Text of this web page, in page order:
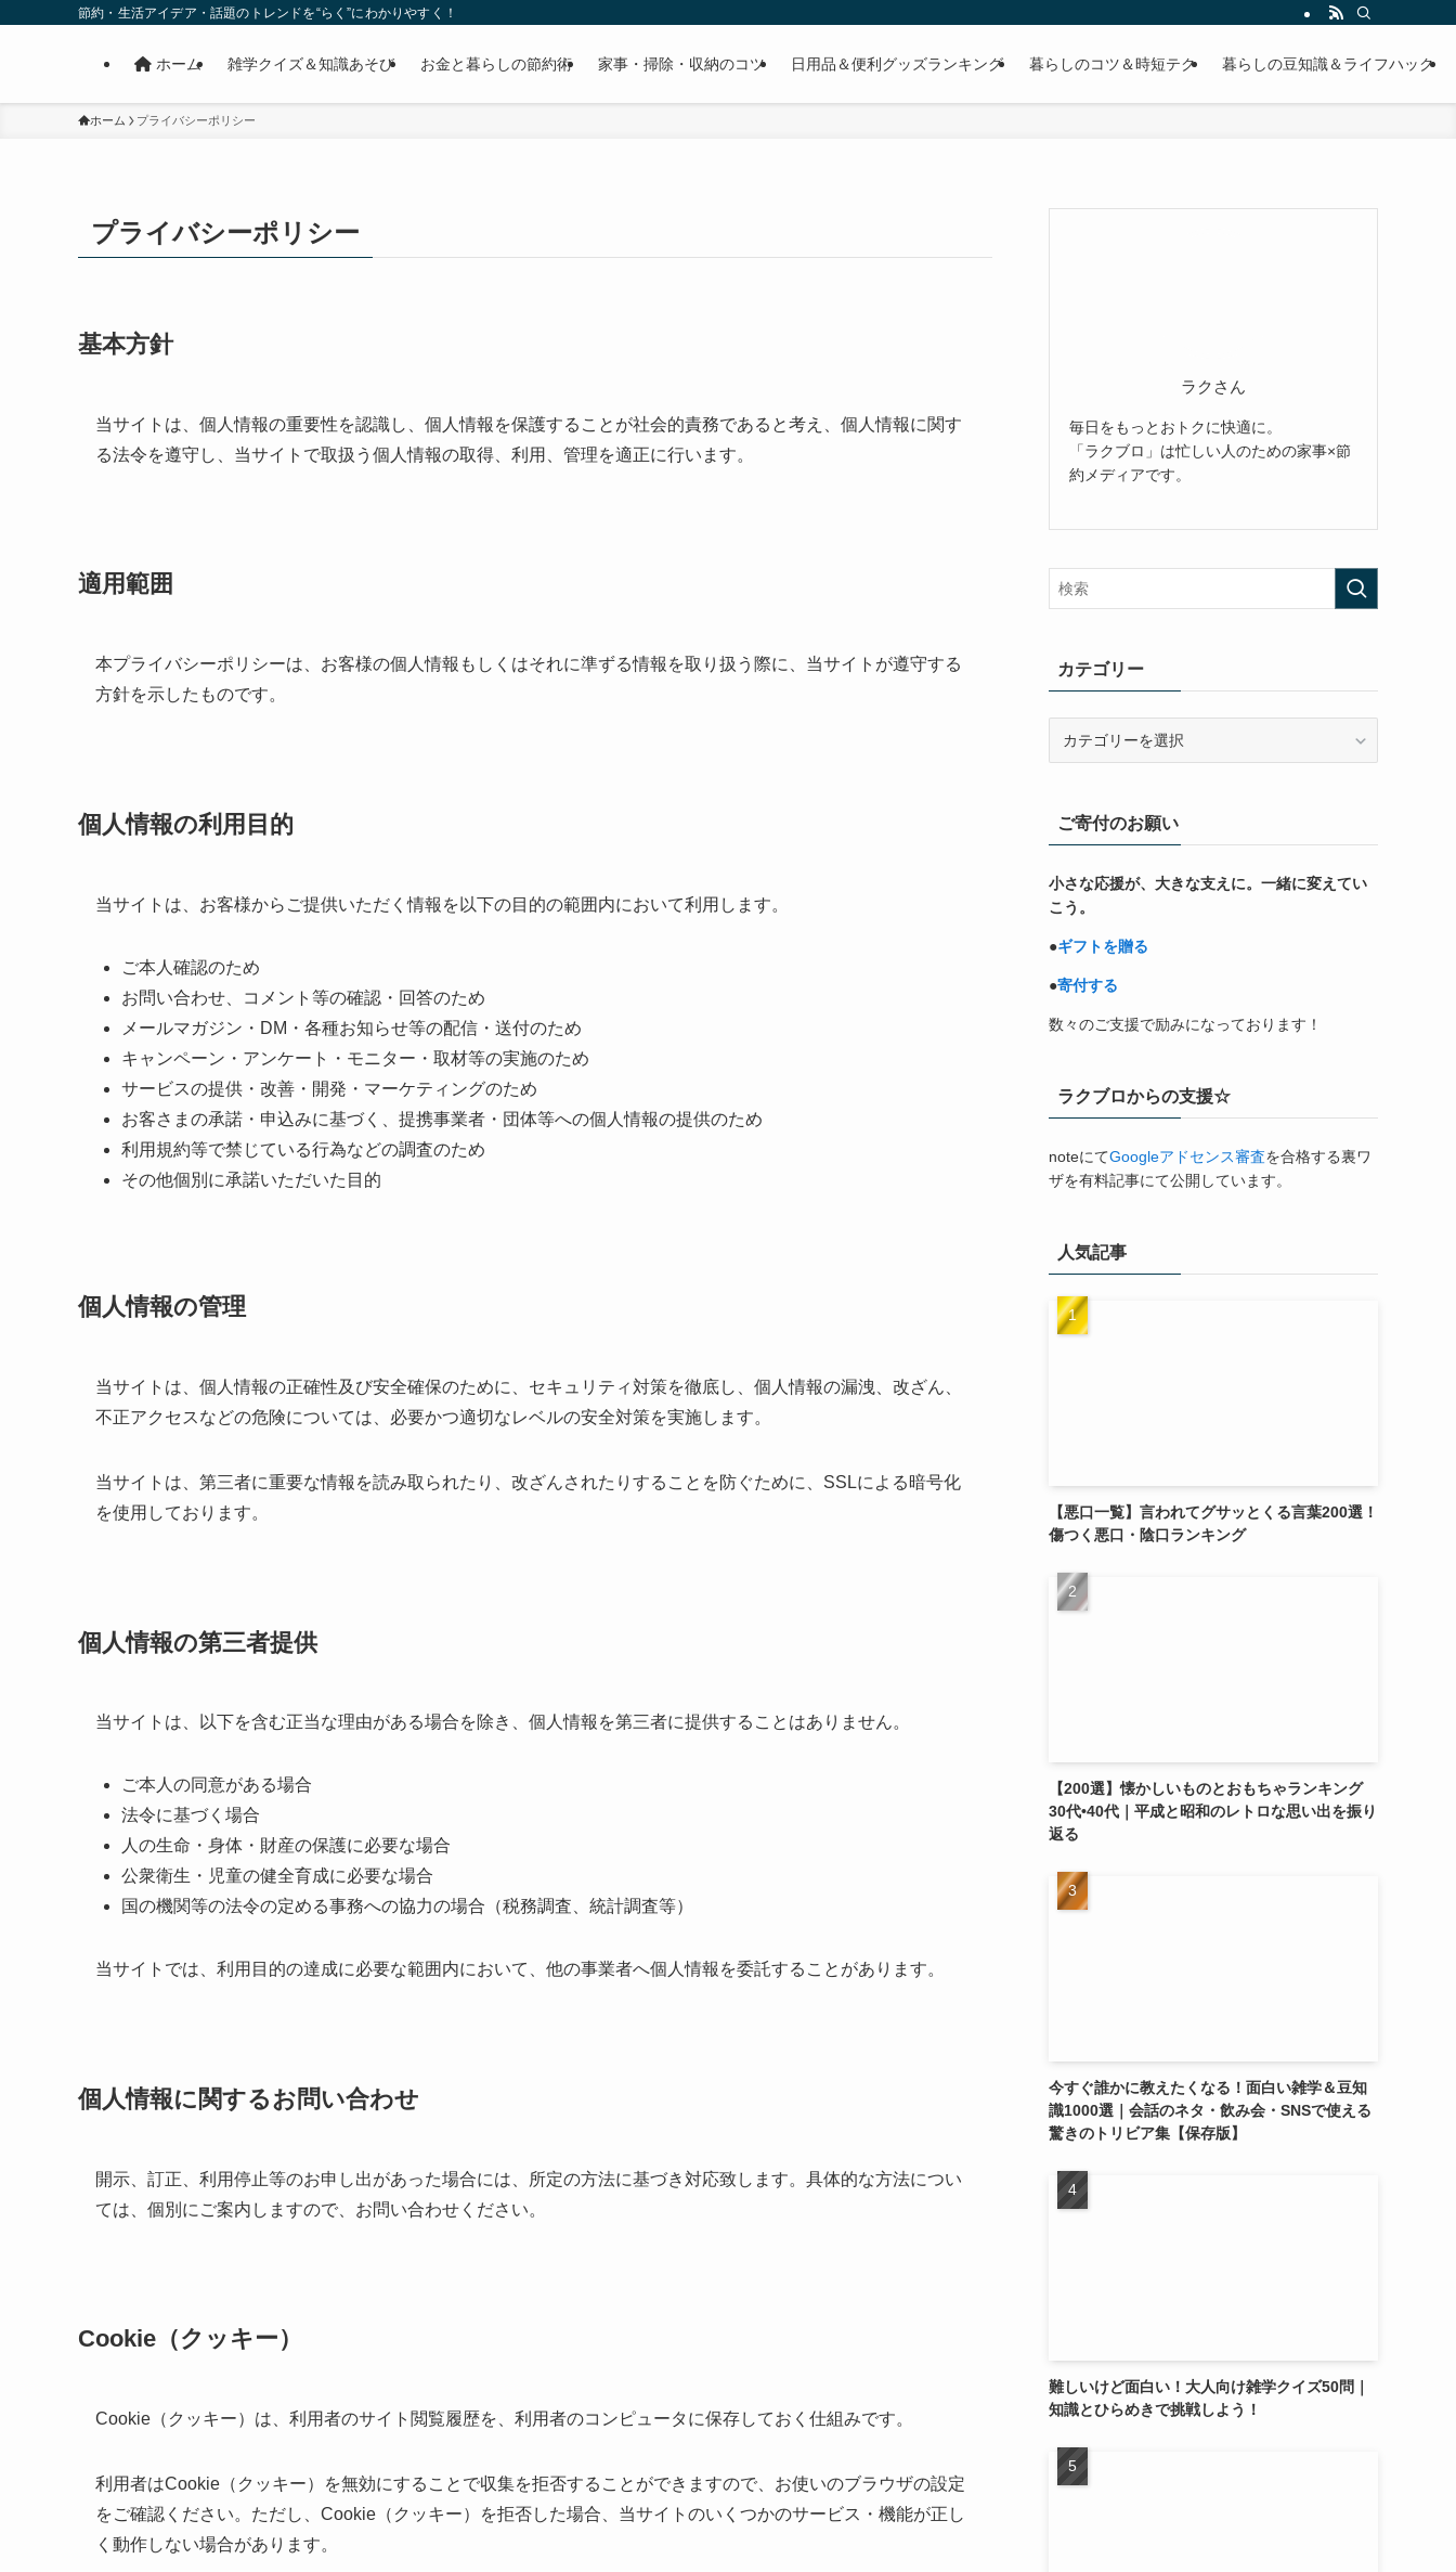
節約・生活アイデア・話題のトレンドを“らく”にわかりやすく！
ホーム 雑学クイズ＆知識あそび お金と暮らしの節約術 家事・掃除・収納のコツ 日用品＆便利グッズランキング 暮らしのコツ＆時短テク 暮らしの豆知識＆ライフハック
ホーム プライバシーポリシー
プライバシーポリシー
基本方針
当サイトは、個人情報の重要性を認識し、個人情報を保護することが社会的責務であると考え、個人情報に関す
る法令を遵守し、当サイトで取扱う個人情報の取得、利用、管理を適正に行います。
適用範囲
本プライバシーポリシーは、お客様の個人情報もしくはそれに準ずる情報を取り扱う際に、当サイトが遵守する
方針を示したものです。
個人情報の利用目的
当サイトは、お客様からご提供いただく情報を以下の目的の範囲内において利用します。
ご本人確認のため
お問い合わせ、コメント等の確認・回答のため
メールマガジン・DM・各種お知らせ等の配信・送付のため
キャンペーン・アンケート・モニター・取材等の実施のため
サービスの提供・改善・開発・マーケティングのため
お客さまの承諾・申込みに基づく、提携事業者・団体等への個人情報の提供のため
利用規約等で禁じている行為などの調査のため
その他個別に承諾いただいた目的
個人情報の管理
当サイトは、個人情報の正確性及び安全確保のために、セキュリティ対策を徹底し、個人情報の漏洩、改ざん、
不正アクセスなどの危険については、必要かつ適切なレベルの安全対策を実施します。
当サイトは、第三者に重要な情報を読み取られたり、改ざんされたりすることを防ぐために、SSLによる暗号化
を使用しております。
個人情報の第三者提供
当サイトは、以下を含む正当な理由がある場合を除き、個人情報を第三者に提供することはありません。
ご本人の同意がある場合
法令に基づく場合
人の生命・身体・財産の保護に必要な場合
公衆衛生・児童の健全育成に必要な場合
国の機関等の法令の定める事務への協力の場合（税務調査、統計調査等）
当サイトでは、利用目的の達成に必要な範囲内において、他の事業者へ個人情報を委託することがあります。
個人情報に関するお問い合わせ
開示、訂正、利用停止等のお申し出があった場合には、所定の方法に基づき対応致します。具体的な方法につい
ては、個別にご案内しますので、お問い合わせください。
Cookie（クッキー）
Cookie（クッキー）は、利用者のサイト閲覧履歴を、利用者のコンピュータに保存しておく仕組みです。
利用者はCookie（クッキー）を無効にすることで収集を拒否することができますので、お使いのブラウザの設定
をご確認ください。ただし、Cookie（クッキー）を拒否した場合、当サイトのいくつかのサービス・機能が正し
く動作しない場合があります。
ラクさん
毎日をもっとおトクに快適に。
「ラクブロ」は忙しい人のための家事×節
約メディアです。
カテゴリー
ーご寄付のお願い
小さな応援が、大きな支えに。一緒に変えてい
こう。
●ギフトを贈る
●寄付する
数々のご支援で励みになっております！
ラクブロからの支援☆
noteにてGoogleアドセンス審査を合格する裏ワ
ザを有料記事にて公開しています。
人気記事
【悪口一覧】言われてグサッとくる言葉200選！
傷つく悪口・陰口ランキング
【200選】懐かしいものとおもちゃランキング
30代•40代｜平成と昭和のレトロな思い出を振り
返る
今すぐ誰かに教えたくなる！面白い雑学＆豆知
識1000選｜会話のネタ・飲み会・SNSで使える
驚きのトリビア集【保存版】
難しいけど面白い！大人向け雑学クイズ50問｜
知識とひらめきで挑戦しよう！